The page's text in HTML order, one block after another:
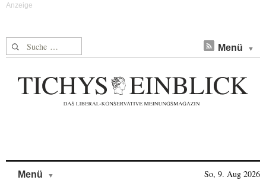
Suche nach: Menü
Menü So, 9. Aug 2026